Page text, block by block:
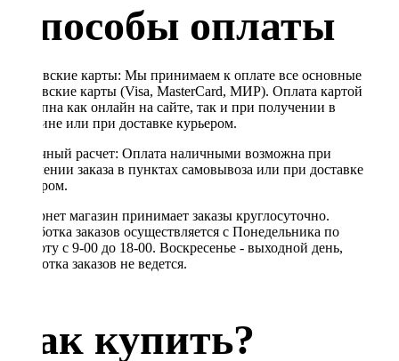
Способы оплаты
Банковские карты: Мы принимаем к оплате все основные
банковские карты (Visa, MasterCard, МИР). Оплата картой
доступна как онлайн на сайте, так и при получении в
магазине или при доставке курьером.
Наличный расчет: Оплата наличными возможна при
получении заказа в пунктах самовывоза или при доставке
курьером.
Интернет магазин принимает заказы круглосуточно.
Обработка заказов осуществляется с Понедельника по
Субботу с 9-00 до 18-00. Воскресенье - выходной день,
обработка заказов не ведется.
Как купить?